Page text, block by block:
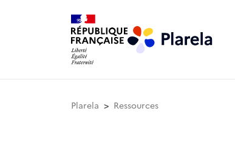
Plarela Ressources